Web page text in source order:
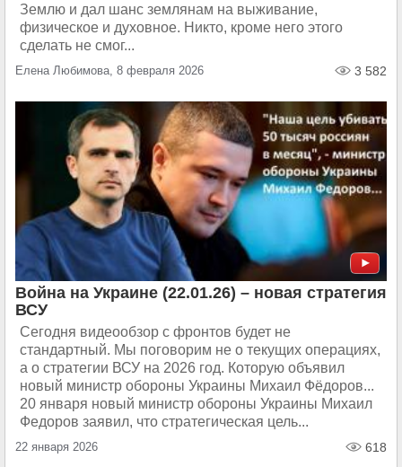
Землю и дал шанс землянам на выживание,
физическое и духовное. Никто, кроме него этого
сделать не смог...
Елена Любимова, 8 февраля 2026 3 582
Война на Украине (22.01.26) – новая стратегия
ВСУ
Сегодня видеообзор с фронтов будет не
стандартный. Мы поговорим не о текущих операциях,
а о стратегии ВСУ на 2026 год. Которую объявил
новый министр обороны Украины Михаил Фёдоров...
20 января новый министр обороны Украины Михаил
Федоров заявил, что стратегическая цель...
22 января 2026 618